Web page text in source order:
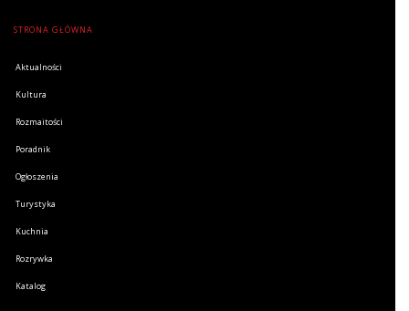
STRONA GŁÓWNA
Aktualności
Kultura
Rozmaitości
Poradnik
Ogłoszenia
Turystyka
Kuchnia
Rozrywka
Katalog